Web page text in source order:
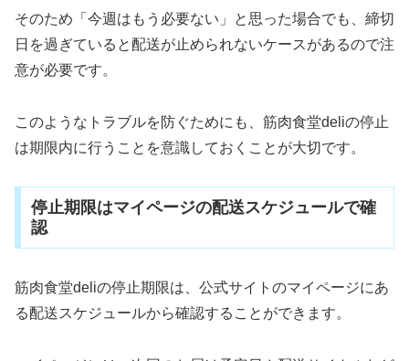
そのため「今週はもう必要ない」と思った場合でも、締切
日を過ぎていると配送が止められないケースがあるので注
意が必要です。
このようなトラブルを防ぐためにも、筋肉食堂deliの停止
は期限内に行うことを意識しておくことが大切です。
停止期限はマイページの配送スケジュールで確
認
筋肉食堂deliの停止期限は、公式サイトのマイページにあ
る配送スケジュールから確認することができます。